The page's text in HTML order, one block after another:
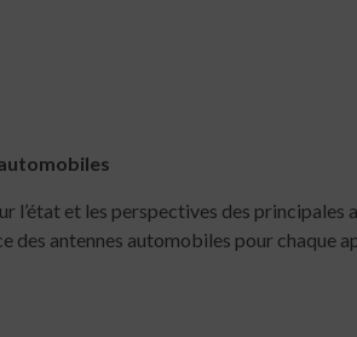
l’état et les perspectives des
des antennes automobiles pour chaque